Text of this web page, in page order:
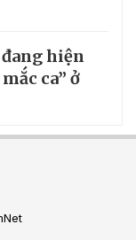
hiện
ca” ở